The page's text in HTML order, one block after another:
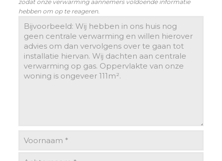
zodat onze verwarming aannemers voldoende informatie
hebben om op te reageren.